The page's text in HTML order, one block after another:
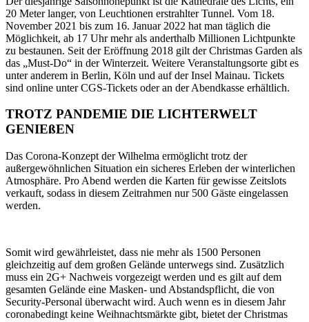
20 Meter langer, von Leuchtionen erstrahlter Tunnel. Vom 18.
November 2021 bis zum 16. Januar 2022 hat man täglich die
Möglichkeit, ab 17 Uhr mehr als anderthalb Millionen Lichtpunkte
zu bestaunen. Seit der Eröffnung 2018 gilt der Christmas Garden als
das „Must-Do“ in der Winterzeit. Weitere Veranstaltungsorte gibt es
unter anderem in Berlin, Köln und auf der Insel Mainau. Tickets
sind online unter CGS-Tickets oder an der Abendkasse erhältlich.
TROTZ PANDEMIE DIE LICHTERWELT
GENIEßEN
Das Corona-Konzept der Wilhelma ermöglicht trotz der
außergewöhnlichen Situation ein sicheres Erleben der winterlichen
Atmosphäre. Pro Abend werden die Karten für gewisse Zeitslots
verkauft, sodass in diesem Zeitrahmen nur 500 Gäste eingelassen
werden.
Somit wird gewährleistet, dass nie mehr als 1500 Personen
gleichzeitig auf dem großen Gelände unterwegs sind. Zusätzlich
muss ein 2G+ Nachweis vorgezeigt werden und es gilt auf dem
gesamten Gelände eine Masken- und Abstandspflicht, die von
Security-Personal überwacht wird. Auch wenn es in diesem Jahr
coronabedingt keine Weihnachtsmärkte gibt, bietet der Christmas